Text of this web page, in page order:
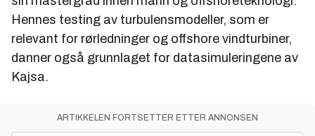
Hennes testing av turbulensmodeller, som er
relevant for rørledninger og offshore vindturbiner,
danner også grunnlaget for datasimuleringene av
Kajsa.
ARTIKKELEN FORTSETTER ETTER ANNONSEN